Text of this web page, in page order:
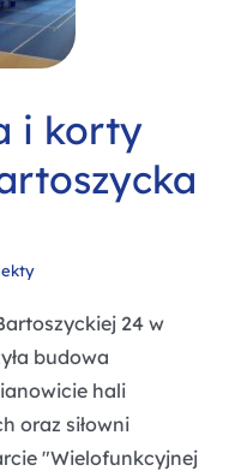
i korty
24 w
budowa
hali
oraz siłowni
"Wielofunkcyjnej